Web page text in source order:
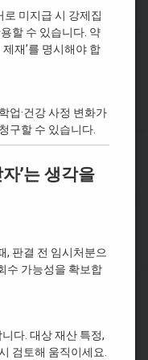
로 미지급 시 강제집
할 수 있습니다. 약
제재’를 명시해야 합
업·건강 사정 변화가
구할 수 있습니다.
’는 생각을
, 판결 전 임시처분으
수 가능성을 확보합
다. 대상 재산 특정,
검토해 움직이세요.